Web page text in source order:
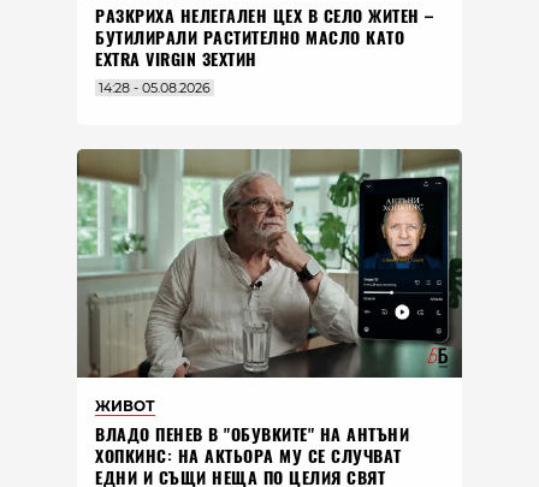
РАЗКРИХА НЕЛЕГАЛЕН ЦЕХ В СЕЛО ЖИТЕН –
БУТИЛИРАЛИ РАСТИТЕЛНО МАСЛО КАТО
EXTRA VIRGIN ЗЕХТИН
14:28 - 05.08.2026
ЖИВОТ
ВЛАДO ПЕНЕВ В "ОБУВКИТЕ" НА АНТЪНИ
ХОПКИНС: НА АКТЬОРА МУ СЕ СЛУЧВАТ
ЕДНИ И СЪЩИ НЕЩА ПО ЦЕЛИЯ СВЯТ